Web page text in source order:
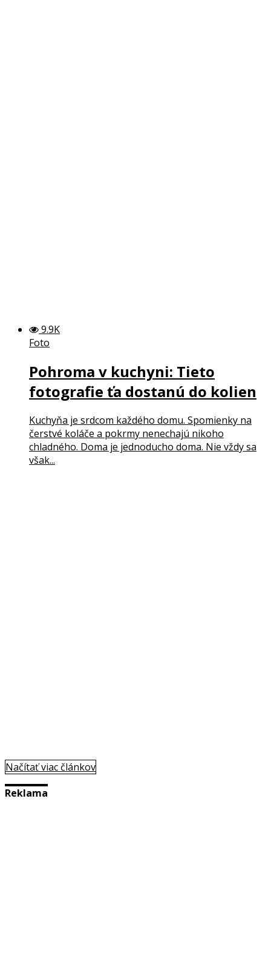
9.9K
Foto
Pohroma v kuchyni: Tieto
fotografie ťa dostanú do kolien
Kuchyňa je srdcom každého domu. Spomienky na
čerstvé koláče a pokrmy nenechajú nikoho
chladného. Doma je jednoducho doma. Nie vždy sa
však...
Načítať viac článkov
Reklama